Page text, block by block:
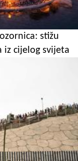
stižu
iz cijelog svijeta